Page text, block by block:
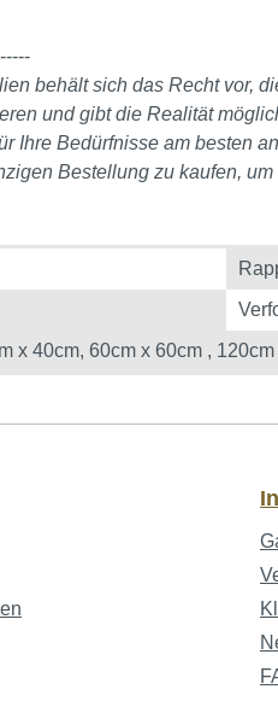
behält sich das Recht vor,
und gibt die Realität
Bedürfnisse am besten
Bestellung zu kaufen,
x 40cm, 60cm x 60cm ,